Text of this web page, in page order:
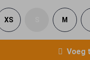
XS M
Voeg